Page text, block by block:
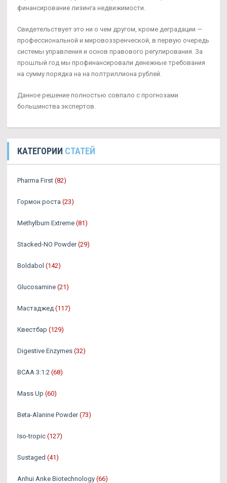
финансирование лизинга недвижимости.
Свидетельствует это ни о чем другом, кроме деградации —
профессиональной и мировоззренческой, в первую очередь
системы управления и основ правового регулирования. За
прошлый год мы профинансировали денежные требования
на сумму порядка на на полтриллиона рублей.
Данное решение полностью совпало с прогнозами
большинства экспертов.
КАТЕГОРИИ СТАТЕЙ
Pharma First (82)
Гормон роста (23)
Methylburn Extreme (81)
Stacked-NO Powder (29)
Boldabol (142)
Glucosamine (21)
Мастаджед (117)
Квестбар (129)
Digestive Enzymes (32)
BCAA 3:1:2 (68)
Mass Up (60)
Beta-Alanine Powder (73)
Iso-tropic (127)
Sustaged (41)
Anhui Anke Biotechnology (66)